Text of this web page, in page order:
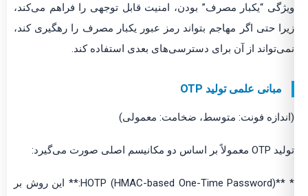
ویژگی “یکبار مصرف” بودن، امنیت قابل توجهی را فراهم می‌کند،
زیرا حتی اگر مهاجم بتواند رمز عبور یکبار مصرف را رهگیری کند،
نمی‌تواند از آن برای دسترسی‌های بعدی استفاده کند.
مبانی علمی تولید OTP
(اندازه فونت: متوسط، ضخامت: معمولی)
تولید OTP معمولاً بر اساس دو مکانیسم اصلی صورت می‌گیرد:
* **HOTP (HMAC-based One-Time Password):** این روش بر